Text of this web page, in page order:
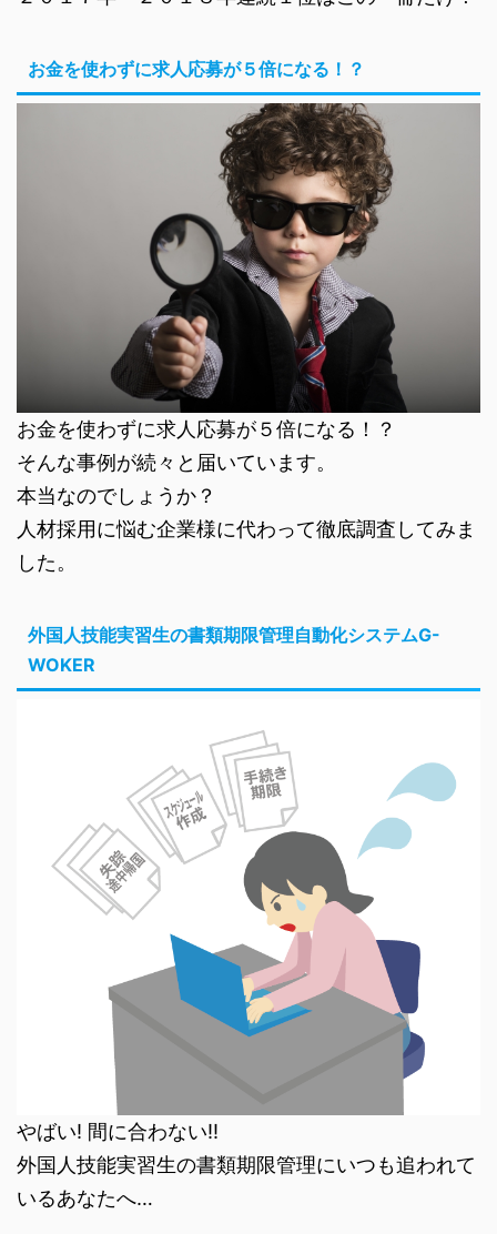
お金を使わずに求人応募が５倍になる！？
お金を使わずに求人応募が５倍になる！？
そんな事例が続々と届いています。
本当なのでしょうか？
人材採用に悩む企業様に代わって徹底調査してみま
した。
外国人技能実習生の書類期限管理自動化システムG-
WOKER
やばい! 間に合わない!!
外国人技能実習生の書類期限管理にいつも追われて
いるあなたへ…